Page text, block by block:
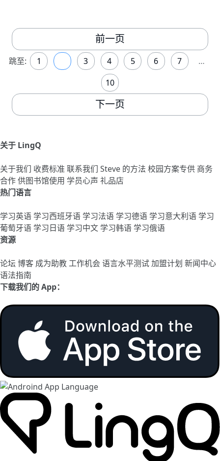
前一页
跳至: 1 3 4 5 6 7
…
10
下一页
关于 LingQ
关于我们 收费标准 联系我们 Steve 的方法 校园方案专供 商务
合作供图书馆使用 学员心声 礼品店
热门语言
学习英语 学习西班牙语 学习法语 学习德语 学习意大利语 学习
葡萄牙语 学习日语 学习中文 学习韩语 学习俄语
资源
论坛 博客 成为助教工作机会语言水平测试加盟计划 新闻中心
语法指南
下载我们的 App：